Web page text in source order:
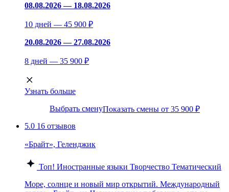
08.08.2026 — 18.08.2026
10 дней — 45 900 ₽
20.08.2026 — 27.08.2026
8 дней — 35 900 ₽
Узнать больше
Выбрать сменуПоказать смены от 35 900 ₽
5.0 16 отзывов
«Брайт», Геленджик
Топ! Иностранные языки Творчество Тематический
Море, солнце и новый мир открытий. Международный